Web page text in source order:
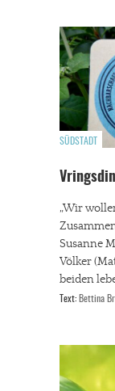
SÜDSTADT
„Wir
Susanne
Völker
beiden
Text: Bettina